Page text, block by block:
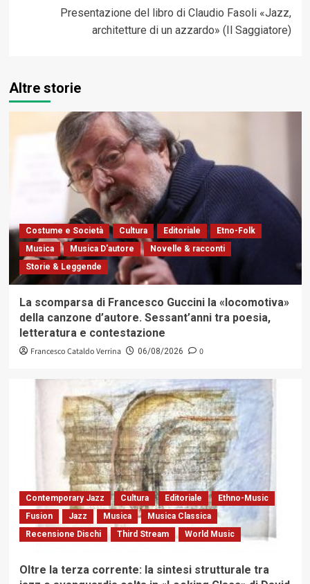
Presentazione del libro di Claudio Fasoli «Jazz,
architetture di un azzardo» (Il Saggiatore)
Altre storie
Costume e Società Cultura Editoriale
Etno-Folk
Musica
Musica D'autore
Novelle & racconti
Storie & Leggende
La scomparsa di Francesco Guccini la «locomotiva»
della canzone d’autore. Sessant’anni tra poesia,
letteratura e contestazione
Francesco Cataldo Verrina 06/08/2026 0
Contemporary Jazz Cultura Editoriale
Ethno-Music
Fusion
Jazz Musica
Musica Classica
Recensione Dischi
Third Stream World Music
Oltre la terza corrente: la sintesi strutturale tra